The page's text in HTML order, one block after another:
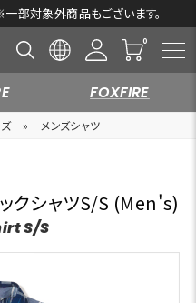
部対象外商品もございます。
FOXFIRE
» メンズシャツ
クシャツS/S (Men's)
S/S